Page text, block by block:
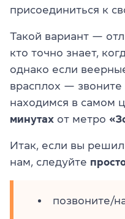
присоединиться к
Такой вариант —
кто точно знает,
однако если
врасплох —
находимся в самом
минутах от метро
Итак, если вы
нам, следуйте
позвоните/